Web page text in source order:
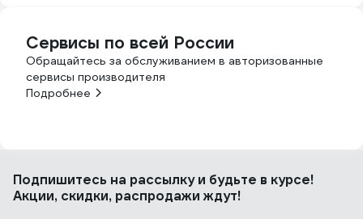
Сервисы по всей России
Обращайтесь за обслуживанием в авторизованные
сервисы производителя
Подробнее
Подпишитесь на рассылкуи будьте в курсе!
Акции, скидки, распродажи ждут!